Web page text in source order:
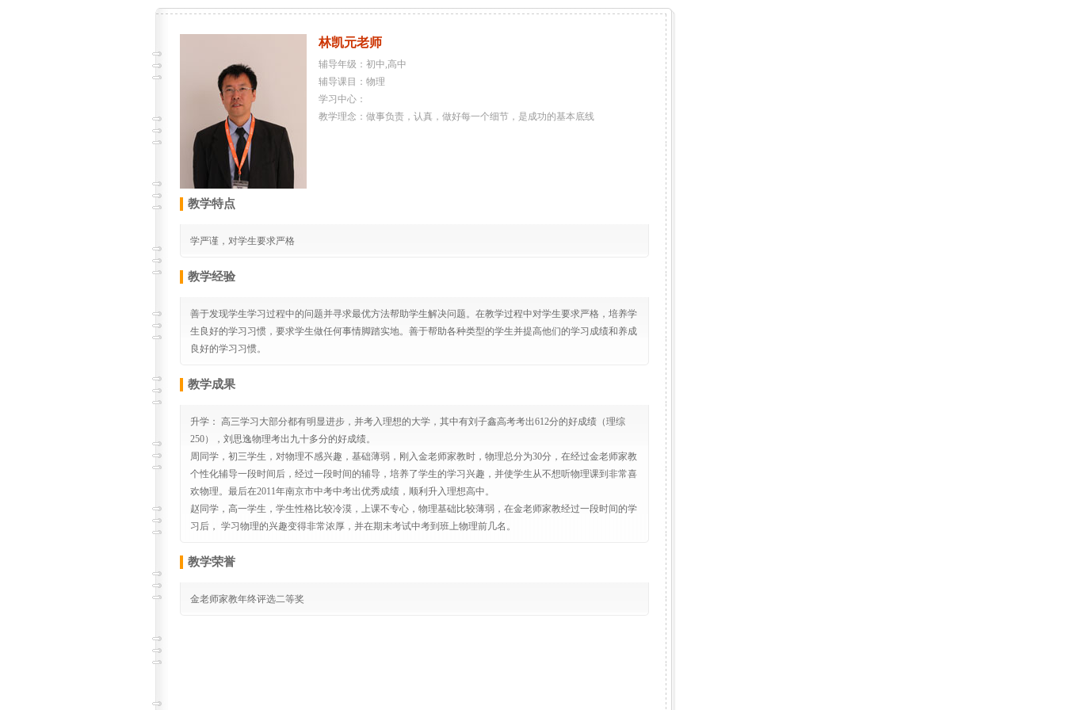
林凯元老师
辅导年级：初中,高中
辅导课目：物理
学习中心：
教学理念：做事负责，认真，做好每一个细节，是成功的基本底线
教学特点
学严谨，对学生要求严格
教学经验
善于发现学生学习过程中的问题并寻求最优方法帮助学生解决问题。在教学过程中对学生要求严格，培养学
生良好的学习习惯，要求学生做任何事情脚踏实地。善于帮助各种类型的学生并提高他们的学习成绩和养成
良好的学习习惯。
教学成果
升学： 高三学习大部分都有明显进步，并考入理想的大学，其中有刘子鑫高考考出612分的好成绩（理综
250），刘思逸物理考出九十多分的好成绩。
周同学，初三学生，对物理不感兴趣，基础薄弱，刚入金老师家教时，物理总分为30分，在经过金老师家教
个性化辅导一段时间后，经过一段时间的辅导，培养了学生的学习兴趣，并使学生从不想听物理课到非常喜
欢物理。最后在2011年南京市中考中考出优秀成绩，顺利升入理想高中。
赵同学，高一学生，学生性格比较冷漠，上课不专心，物理基础比较薄弱，在金老师家教经过一段时间的学
习后， 学习物理的兴趣变得非常浓厚，并在期末考试中考到班上物理前几名。
教学荣誉
金老师家教年终评选二等奖